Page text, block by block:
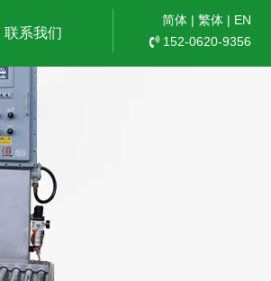
联系我们
简体 | 繁体 | EN
152-0620-9356